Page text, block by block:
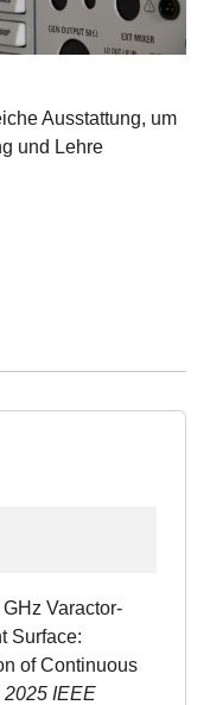
Ausstattung, um
und Lehre
Varactor-
Surface:
of Continuous
2025 IEEE